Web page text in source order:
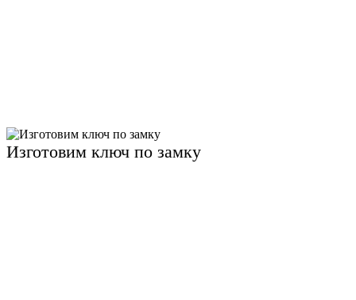
Изготовим ключ по замку